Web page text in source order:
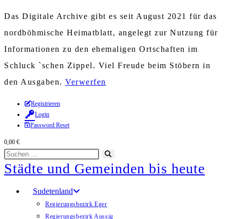
Das Digitale Archive gibt es seit August 2021 für das
nordböhmische Heimatblatt, angelegt zur Nutzung für
Informationen zu den ehemaligen Ortschaften im
Schluck `schen Zippel. Viel Freude beim Stöbern in
den Ausgaben. Verwerfen
Zum
Inhalt
springen
Registrieren
Login
Password Reset
0,00 €
Diese
Website
durchsuchen
starten
Städte und Gemeinden bis heute
Sudetenland
Regierungsbezirk Eger
Regierungsbezirk Aussig